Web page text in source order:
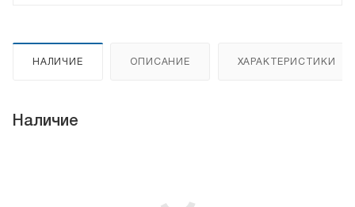
НАЛИЧИЕ ОПИСАНИЕ ХАРАКТЕРИСТИКИ
Наличие